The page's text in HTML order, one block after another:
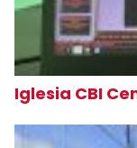
Iglesia CBI